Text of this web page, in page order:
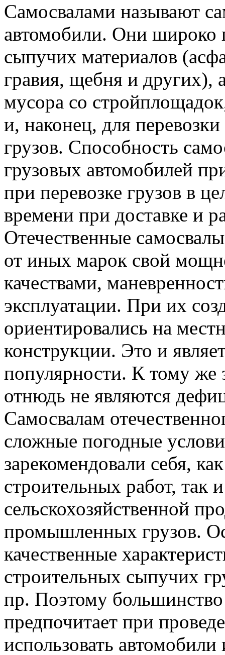
Самосвалами называют
автомобили. Они широко
сыпучих материалов
гравия, щебня и других),
мусора со
и, наконец, для
грузов. Способность
грузовых автомобилей
при перевозке грузов в
времени при доставке и
Отечественные
от иных марок свой
качествами,
эксплуатации. При их
ориентировались на
конструкции. Это и
популярности. К тому же
отнюдь не являются
Самосвалам
сложные погодные
зарекомендовали себя,
строительных работ, так
сельскохозяйственной
промышленных грузов.
качественные
строительных сыпучих
пр. Поэтому
предпочитает при
использовать